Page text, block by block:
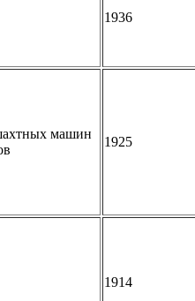
1936
машин
1925
1914